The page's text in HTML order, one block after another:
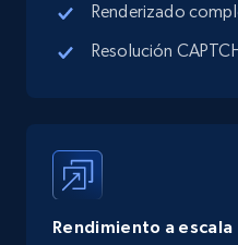
Place id, URL, Country,
Address, Description,
Google Maps full
Renderizado
Resolución
Rendimiento a escala